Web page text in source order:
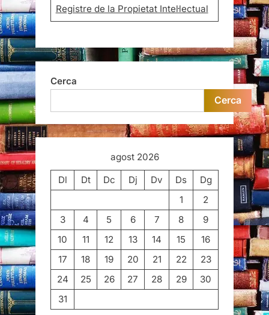
Registre de la Propietat Intel·lectual
Cerca
Cerca
agost 2026
Dl
Dt Dc Dj Dv Ds
Dg
1
2
3
4 5 6 7 8
9
10
11 12 13 14 15
16
17
18 19 20 21 22
23
24
25 26 27 28 29
30
31